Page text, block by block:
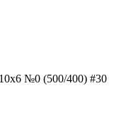
№0 (500/400) #30